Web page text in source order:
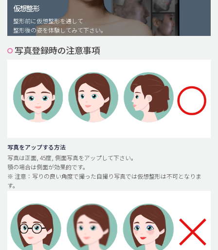
脂肪注入(アンチエイジング)
豊胸手術・バストアップ
プチ整形
メンズ整形
idリアルストーリー
idニュース
安全整形
料金一覧
ご相談のお問い合わせ
仮想整形
整形前に仮想整形を通して
整形後の姿を体験してみて下さい。
写真登録時の注意事項
写真をアップする方法
写真は正面, 45度, 側面写真をアップして下さい。
顎の場合は側面が効果的です。
※ 注意：写りの良い角度で撮った自撮り写真では仮想整形は不可となりま
す。